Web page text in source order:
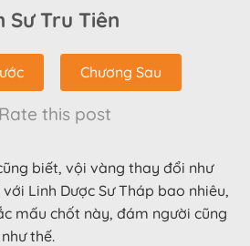
Sư Tru Tiên
Chương Sau
Rate this post
biết, vội vàng thay đổi như
Linh Dược Sư Tháp bao nhiêu,
mấu chốt này, đám người cũng
thế.